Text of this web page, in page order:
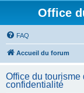
Office
FAQ
Accueil du forum
Office du
confidentialité